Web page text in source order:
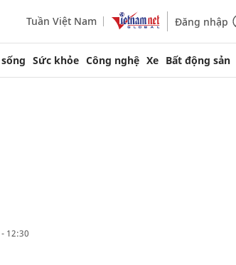
Tuần Việt Nam Đăng nhập
Sức khỏe Công nghệ Xe Bất động sản
12:30